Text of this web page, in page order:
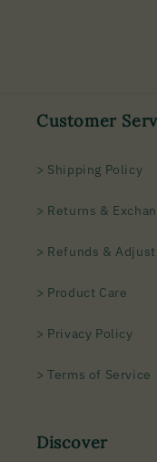
Customer
> Shipping Policy
> Returns &
> Refunds &
> Product Care
> Privacy Policy
> Terms of Service
Discover